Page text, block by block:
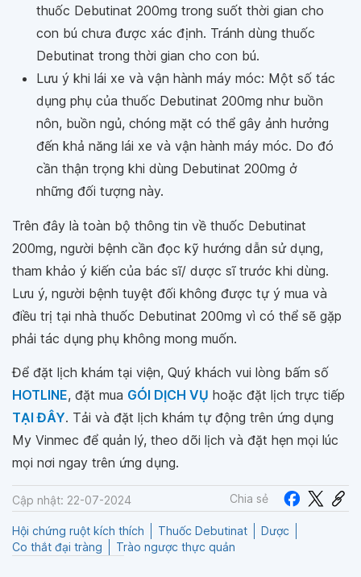
thuốc Debutinat 200mg trong suốt thời gian cho
con bú chưa được xác định. Tránh dùng thuốc
Debutinat trong thời gian cho con bú.
Lưu ý khi lái xe và vận hành máy móc: Một số tác
dụng phụ của thuốc Debutinat 200mg như buồn
nôn, buồn ngủ, chóng mặt có thể gây ảnh hưởng
đến khả năng lái xe và vận hành máy móc. Do đó
cần thận trọng khi dùng Debutinat 200mg ở
những đối tượng này.
Trên đây là toàn bộ thông tin về thuốc Debutinat
200mg, người bệnh cần đọc kỹ hướng dẫn sử dụng,
tham khảo ý kiến của bác sĩ/ dược sĩ trước khi dùng.
Lưu ý, người bệnh tuyệt đối không được tự ý mua và
điều trị tại nhà thuốc Debutinat 200mg vì có thể sẽ gặp
phải tác dụng phụ không mong muốn.
Để đặt lịch khám tại viện, Quý khách vui lòng bấm số
HOTLINE, đặt mua GÓI DỊCH VỤ hoặc đặt lịch trực tiếp
TẠI ĐÂY. Tải và đặt lịch khám tự động trên ứng dụng
My Vinmec để quản lý, theo dõi lịch và đặt hẹn mọi lúc
mọi nơi ngay trên ứng dụng.
Cập nhật: 22-07-2024 Chia sẻ
Hội chứng ruột kích thích Thuốc Debutinat
Dược
Co thắt đại tràng
Trào ngược thực quản